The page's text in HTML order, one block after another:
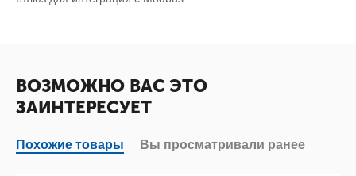
ВОЗМОЖНО ВАС ЭТО
ЗАИНТЕРЕСУЕТ
Похожие товары Вы просматривали ранее